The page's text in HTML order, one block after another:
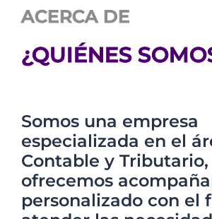
ACERCA DE
¿QUIÉNES
Somos una empresa
especializada en el
Contable y Tributario,
ofrecemos
personalizado con el